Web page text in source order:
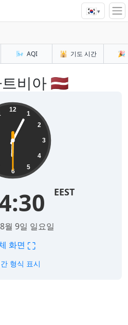
🇰🇷▾
🌬️ AQI 🕌 기도 시간 🎉
비아 🇱🇻
12
1
2
3
4
5
6
EEST
월 9일 일요일
화면 ⛶
형식 표시